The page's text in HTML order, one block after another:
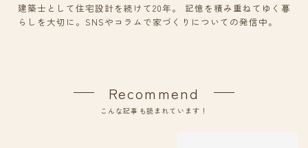
建築士として住宅設計を続けて20年。 記憶を積み重ねてゆく暮
らしを大切に。SNSやコラムで家づくりについての発信中。
Recommend
こんな記事も読まれています！